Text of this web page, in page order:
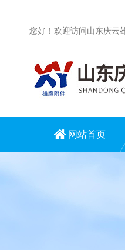
您好！欢迎访问山东庆云
网站首页